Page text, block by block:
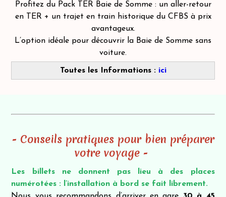
Profitez du Pack TER Baie de Somme : un aller-retour
en TER + un trajet en train historique du CFBS à prix
avantageux.
L’option idéale pour découvrir la Baie de Somme sans
voiture.
Toutes les Informations : ici
- Conseils pratiques pour bien préparer
votre voyage -
Les billets ne donnent pas lieu à des places
numérotées : l’installation à bord se fait librement.